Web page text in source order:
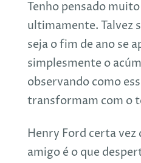
Tenho pensado
ultimamente. Talvez
seja o fim de ano se
simplesmente o
observando como
transformam com o
Henry Ford certa vez
amigo é o que